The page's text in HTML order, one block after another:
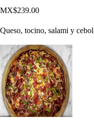
MX$239.00
Queso, tocino, salami y